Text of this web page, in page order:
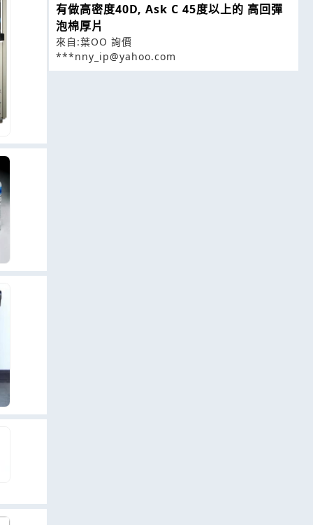
有做高密度40D, Ask C 45度以上的 高回彈
泡棉厚片
來自:葉OO 詢價
***nny_ip@yahoo.com